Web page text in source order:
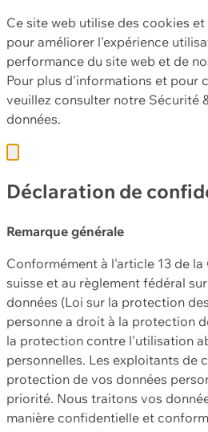
Ce site web utilise des cookies
pour améliorer l'expérience
performance du site web et de
Pour plus d'informations et pour
veuillez consulter notre Sécurité
données.
Déclaration de
Remarque générale
Conformément à l'article 13 de
suisse et au règlement fédéral
données (Loi sur la protection
personne a droit à la protection
la protection contre l'utilisation
personnelles. Les exploitants de
protection de vos données
priorité. Nous traitons vos
manière confidentielle et